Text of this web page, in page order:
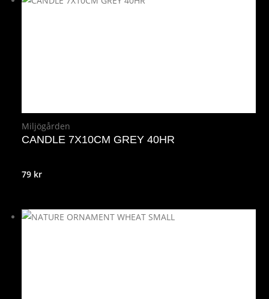
Miljögården
CANDLE 7X10CM GREY 40HR
79 kr